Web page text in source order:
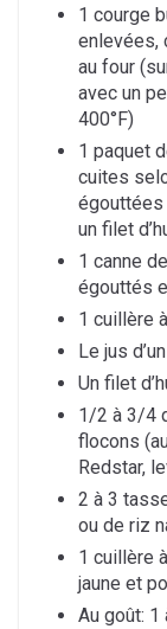
1 courge
enlevées,
au four
avec un
400°F)
1 paquet
cuites
égouttées
un filet
1 canne
égouttés
1 cuillère
Le jus
Un filet
1/2 à 3/4
flocons
Redstar,
2 à 3
ou de riz
1 cuillère
jaune et
Au goût: 1